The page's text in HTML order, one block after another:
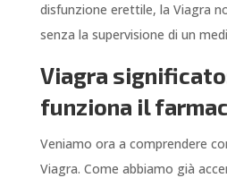
disfunzione erettile, la Viagra
senza la supervisione di un
Viagra
funziona il
Veniamo ora a comprendere
Viagra. Come abbiamo già